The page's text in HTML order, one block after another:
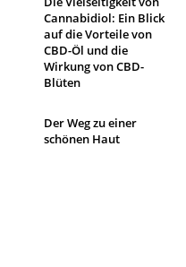
Cannabidiol: Ein Blick
auf die Vorteile von
CBD-Öl und die
Wirkung von CBD-
Blüten
Der Weg zu einer
schönen Haut